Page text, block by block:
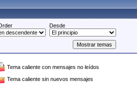
Desde
Tema caliente con mensajes no leídos
Tema caliente sin nuevos mensajes